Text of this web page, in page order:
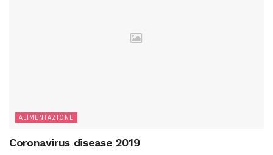
ALIMENTAZIONE
Coronavirus disease 2019